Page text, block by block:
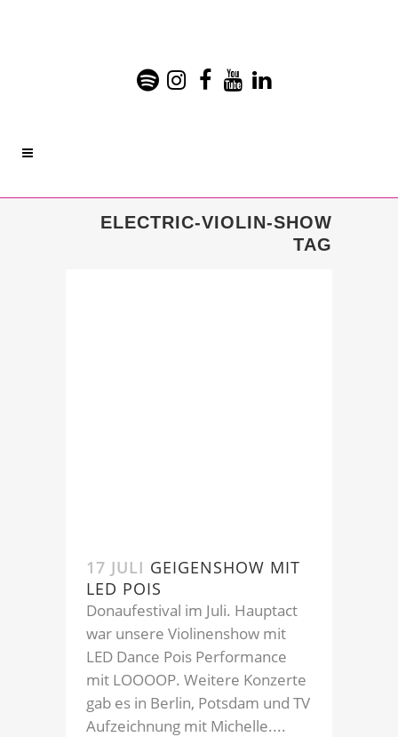
ELECTRIC-VIOLIN-SHOW
TAG
17 JULI GEIGENSHOW MIT
LED POIS
Donaufestival im Juli. Hauptact
war unsere Violinenshow mit
LED Dance Pois Performance
mit LOOOOP. Weitere Konzerte
gab es in Berlin, Potsdam und TV
Aufzeichnung mit Michelle....